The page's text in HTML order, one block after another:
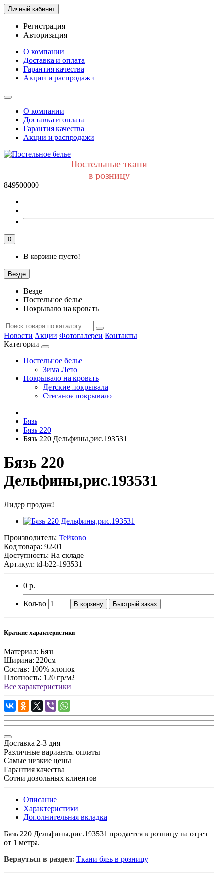
Личный кабинет
Регистрация
Авторизация
О компании
Доставка и оплата
Гарантия качества
Акции и распродажи
О компании
Доставка и оплата
Гарантия качества
Акции и распродажи
Постельные ткани
в розницу
849500000
0
В корзине пусто!
Везде
Везде
Постельное белье
Покрывало на кровать
Новости Акции Фотогалереи Контакты
Категории
Постельное белье
Зима Лето
Покрывало на кровать
Детские покрывала
Стеганое покрывало
Бязь
Бязь 220
Бязь 220 Дельфины,рис.193531
Бязь 220
Дельфины,рис.193531
Лидер продаж!
Производитель: Тейково
Код товара: 92-01
Доступность: На складе
Артикул: td-b22-193531
0 р.
Кол-во В корзину Быстрый заказ
Краткие характеристики
Материал: Бязь
Ширина: 220см
Состав: 100% хлопок
Плотность: 120 гр/м2
Все характеристики
Доставка 2-3 дня
Различные варианты оплаты
Самые низкие цены
Гарантия качества
Сотни довольных клиентов
Описание
Характеристики
Дополнительная вкладка
Бязь 220 Дельфины,рис.193531 продается в розницу на отрез
от 1 метра.
Вернуться в раздел: Ткани бязь в розницу